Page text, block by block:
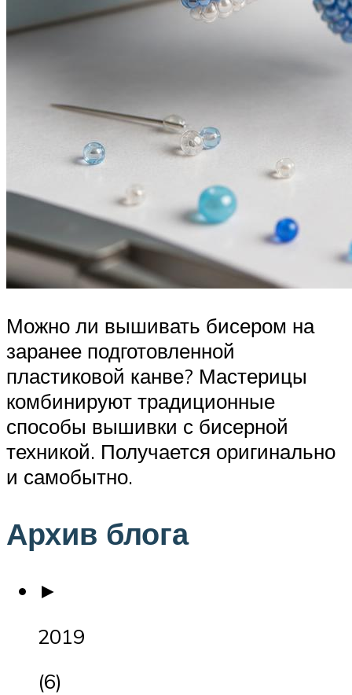
Можно ли вышивать бисером на
заранее подготовленной
пластиковой канве? Мастерицы
комбинируют традиционные
способы вышивки с бисерной
техникой. Получается оригинально
и самобытно.
Архив блога
►
2019
(6)